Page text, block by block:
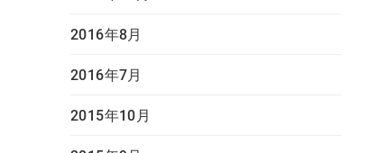
2016年8月
2016年7月
2015年10月